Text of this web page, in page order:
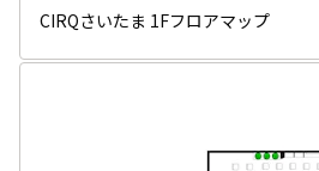
CIRQさいたま 1Fフロアマップ